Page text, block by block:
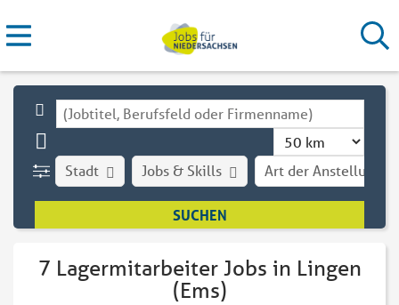
Stadt Art der Anstellung
Jobs & Skills
7 Lagermitarbeiter Jobs in Lingen
(Ems)